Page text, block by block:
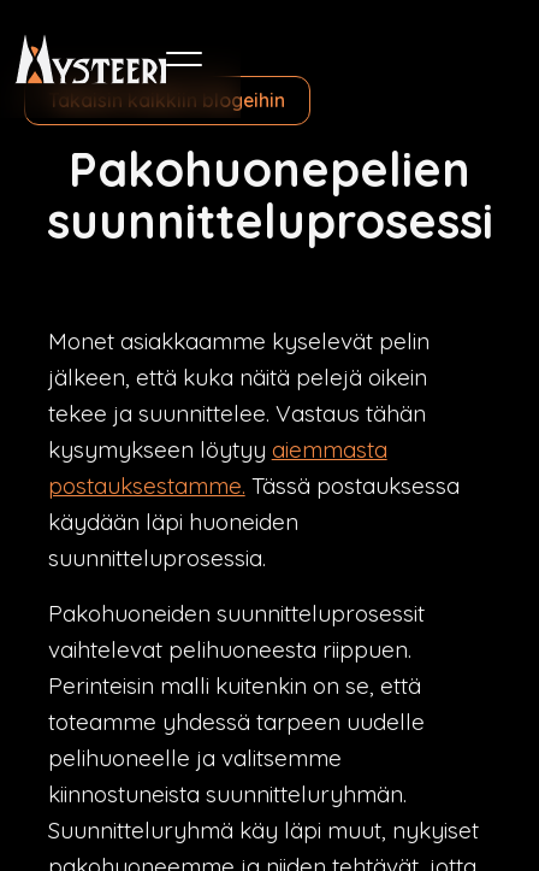
Takaisin kaikkiin blogeihin
Pakohuonepelien
suunnitteluprosessi
Monet asiakkaamme kyselevät pelin
jälkeen, että kuka näitä pelejä oikein
tekee ja suunnittelee. Vastaus tähän
kysymykseen löytyy aiemmasta
postauksestamme. Tässä postauksessa
käydään läpi huoneiden
suunnitteluprosessia.
Pakohuoneiden suunnitteluprosessit
vaihtelevat pelihuoneesta riippuen.
Perinteisin malli kuitenkin on se, että
toteamme yhdessä tarpeen uudelle
pelihuoneelle ja valitsemme
kiinnostuneista suunnitteluryhmän.
Suunnitteluryhmä käy läpi muut, nykyiset